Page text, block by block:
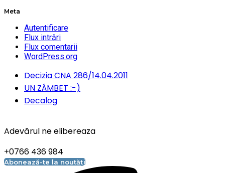
Meta
Autentificare
Flux intrări
Flux comentarii
WordPress.org
Decizia CNA 286/14.04.2011
UN ZÂMBET :-)
Decalog
Adevărul ne elibereaza
+0766 436 984
Abonează-te la noutăți